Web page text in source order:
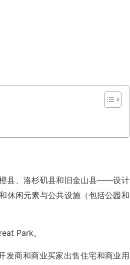
县、洛杉矶县和旧金山县——设计
休闲元素与公共设施（包括公园和
Park。
发商和商业买家出售住宅和商业用